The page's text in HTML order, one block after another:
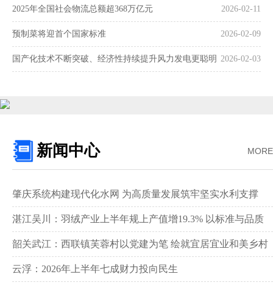
2026-02-11
2025年全国社会物流总额超368万亿元
2026-02-09
预制菜将迎首个国家标准
2026-02-03
国产化技术不断突破、经济性持续提升风力发电更聪明
MORE
新闻中心
肇庆系统构建现代化水网 为高质量发展筑牢坚实水利支撑‌
湛江吴川：羽绒产业上半年规上产值增19.3% 以标准与品质
领跑全国赛道‌
韶关武江：西联镇芙蓉村以党建为笔 绘就宜居宜业和美乡村
新画卷‌
云浮：2026年上半年七成财力投向民生